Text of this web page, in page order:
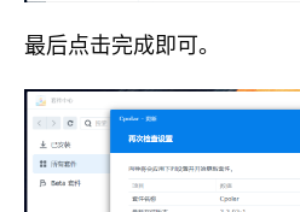
最后点击完成即可。